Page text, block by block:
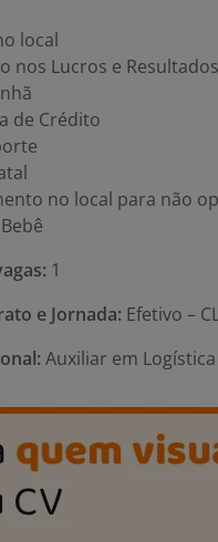
local
nos Lucros e Resultados
de Crédito
no local para não
1
e Jornada: Efetivo –
Auxiliar em